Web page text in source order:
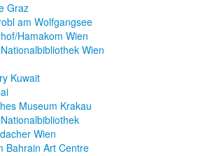
Graz
am Wolfgangsee
Hamakom Wien
Wien
Kuwait
Museum Krakau
Wien
Bahrain Art Centre